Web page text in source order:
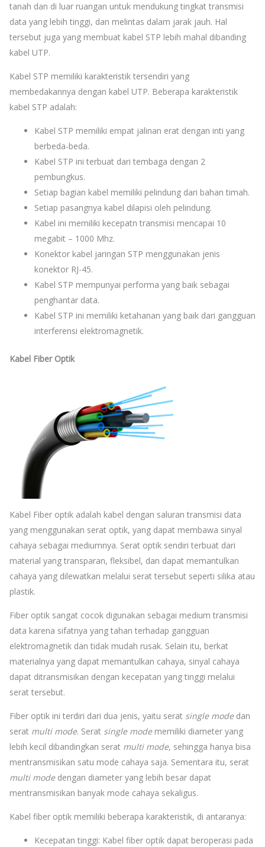
tanah dan di luar ruangan untuk mendukung tingkat transmisi
data yang lebih tinggi, dan melintas dalam jarak jauh. Hal
tersebut juga yang membuat kabel STP lebih mahal dibanding
kabel UTP.
Kabel STP memiliki karakteristik tersendiri yang
membedakannya dengan kabel UTP. Beberapa karakteristik
kabel STP adalah:
Kabel STP memiliki empat jalinan erat dengan inti yang
berbeda-beda.
Kabel STP ini terbuat dari tembaga dengan 2
pembungkus.
Setiap bagian kabel memiliki pelindung dari bahan timah.
Setiap pasangnya kabel dilapisi oleh pelindung.
Kabel ini memiliki kecepatn transmisi mencapai 10
megabit – 1000 Mhz.
Konektor kabel jaringan STP menggunakan jenis
konektor RJ-45.
Kabel STP mempunyai performa yang baik sebagai
penghantar data.
Kabel STP ini memiliki ketahanan yang baik dari gangguan
interferensi elektromagnetik.
Kabel Fiber Optik
Kabel Fiber optik adalah kabel dengan saluran transmisi data
yang menggunakan serat optik, yang dapat membawa sinyal
cahaya sebagai mediumnya. Serat optik sendiri terbuat dari
material yang transparan, fleksibel, dan dapat memantulkan
cahaya yang dilewatkan melalui serat tersebut seperti silika atau
plastik.
Fiber optik sangat cocok digunakan sebagai medium transmisi
data karena sifatnya yang tahan terhadap gangguan
elektromagnetik dan tidak mudah rusak. Selain itu, berkat
materialnya yang dapat memantulkan cahaya, sinyal cahaya
dapat ditransmisikan dengan kecepatan yang tinggi melalui
serat tersebut.
Fiber optik ini terdiri dari dua jenis, yaitu serat single modedan
serat multi mode. Serat single modememiliki diameter yang
lebih kecil dibandingkan serat multi mode, sehingga hanya bisa
mentransmisikan satu mode cahaya saja. Sementara itu, serat
multi modedengan diameter yang lebih besar dapat
mentransmisikan banyak mode cahaya sekaligus.
Kabel fiber optik memiliki beberapa karakteristik, di antaranya:
Kecepatan tinggi: Kabel fiber optik dapat beroperasi pada